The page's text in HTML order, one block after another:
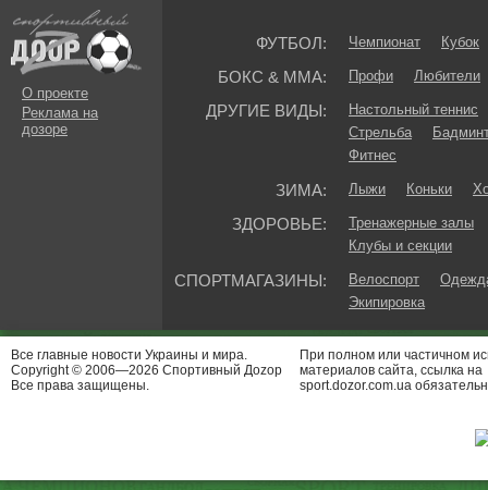
О проекте
Реклама на
дозоре
ФУТБОЛ: Чемпионат Кубок
БОКС & ММА: Профи Любители
ДРУГИЕ ВИДЫ:
Настольный теннис
Стрельба
Фитнес
ЗИМА: Лыжи Коньки
ЗДОРОВЬЕ:
Тренажерные залы
Клубы и секции
СПОРТМАГАЗИНЫ: Велоспорт
Экипировка
Все главные новости Украины и мира.
Copyright © 2006—2026 Спортивный Доzор
Все права защищены.
При полном или частичном
материалов сайта, ссылка на
sport.dozor.com.ua